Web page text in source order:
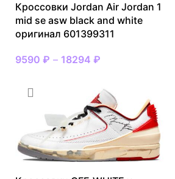
Кроссовки Jordan Air Jordan 1
mid se asw black and white
оригинал 601399311
9590 ₽ – 18294 ₽